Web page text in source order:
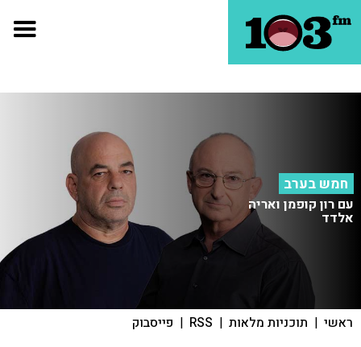
חמש בערב
עם רון קופמן ואריה
אלדד
ראשי | תוכניות מלאות |
RSS
| פייסבוק